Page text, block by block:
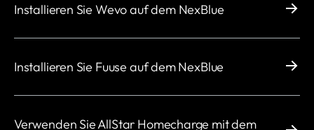
Installieren Sie Wevo auf dem NexBlue
Installieren Sie Fuuse auf dem NexBlue
Verwenden Sie AllStar Homecharge mit dem